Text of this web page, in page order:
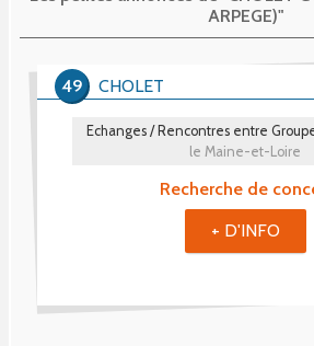
ARPEGE)"
Recherche de
Echanges / Rencontres entre
le Maine-et-Loire
CHOLET
49
+ D'INFO